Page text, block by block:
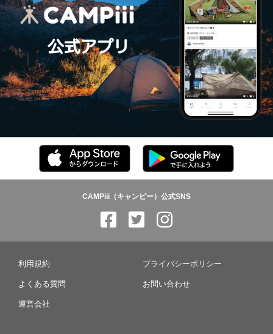
CAMPiii（キャンピー）公式SNS
利用規約 プライバシーポリシー
よくある質問 お問い合わせ
運営会社